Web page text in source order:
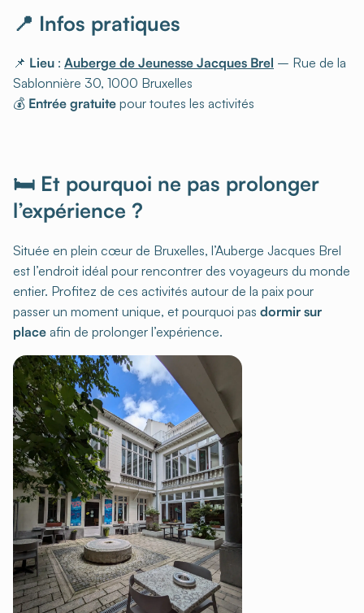
📍 Infos pratiques
📌 Lieu : Auberge de Jeunesse Jacques Brel – Rue de la
Sablonnière 30, 1000 Bruxelles
💰 Entrée gratuite pour toutes les activités
🛏 Et pourquoi ne pas prolonger
l’expérience ?
Située en plein cœur de Bruxelles, l’Auberge Jacques Brel
est l’endroit idéal pour rencontrer des voyageurs du monde
entier. Profitez de ces activités autour de la paix pour
passer un moment unique, et pourquoi pas dormir sur
place afin de prolonger l’expérience.